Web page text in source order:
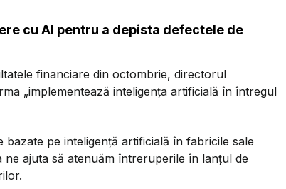
cu AI pentru a depista defectele de
financiare din octombrie, directorul
„implementează inteligența artificială în întregul
pe inteligență artificială în fabricile sale
ajuta să atenuăm întreruperile în lanțul de